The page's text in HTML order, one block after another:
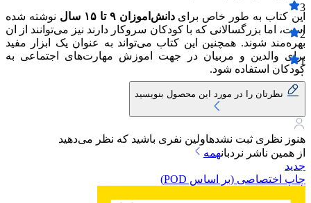
این کتاب به طور خاص برایدانش‌اموزان ۹ تا ۱۵ سال
نوشته شده
است، اما بزرگسالانی که با کودکان سروکار دارند نیز می‌توانند از ان
بهره‌مند شوند. همچنین این کتاب می‌تواند به عنوان یک ابزار مفید
برای والدین و مربیان در جهت اموزش مهارت‌های اجتماعی به
کودکان استفاده شود.
3
۰
2
۰
1
۰
نظرتان را در مورد این محصول بنویسید
هنوز نظری ثبت نشدهاولین نفری باشید که نظر می‌دهید
از همین ناشر نردبانهمه
جدید
چاپ اختصاصی (بر اساس POD)